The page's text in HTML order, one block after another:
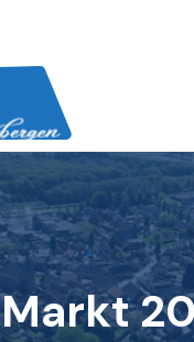
Markt